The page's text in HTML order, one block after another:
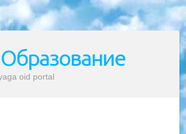
Образование
oid portal